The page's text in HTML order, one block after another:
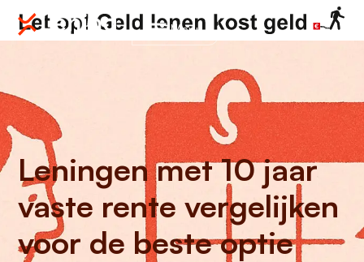
Menu
Leningen met 10 jaar
vaste rente vergelijken
voor de beste optie